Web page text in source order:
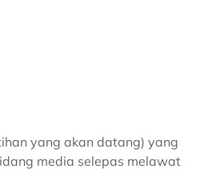
yang akan datang) yang
media selepas melawat